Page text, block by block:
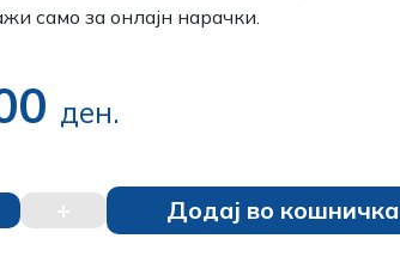
само за онлајн нарачки.
ден.
+ Додај во кошничка